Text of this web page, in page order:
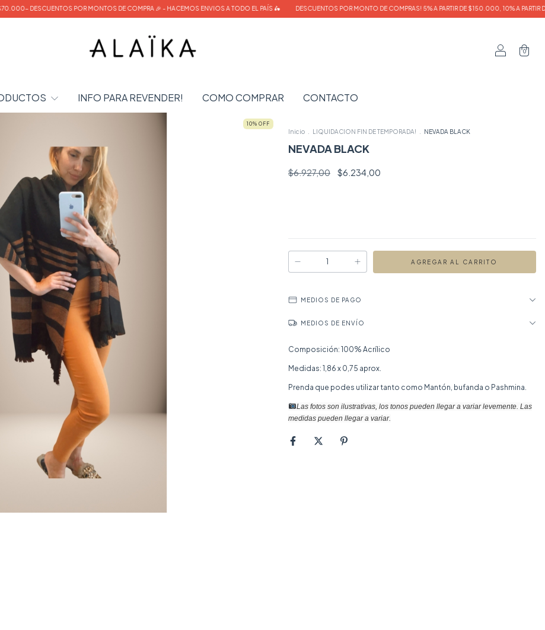
POR MONTOS DE COMPRA 🎉 - HACEMOS ENVIOS A TODO EL PAÍS 🛵 DESCUENTOS POR MONTO DE COMPRAS! 5% A PARTIR DE $150.000, 10% A PARTIR DE
0
INFO PARA REVENDER! COMO COMPRAR CONTACTO
10% OFF
Inicio LIQUIDACION FIN DE TEMPORADA! NEVADA BLACK
NEVADA BLACK
$6.927,00 $6.234,00
MEDIOS DE PAGO
MEDIOS DE ENVÍO
Composición: 100% Acrílico
Medidas: 1,86 x 0,75 aprox.
Prenda que podes utilizar tanto como Mantón, bufanda o Pashmina.
Las fotos son ilustrativas, los tonos pueden llegar a variar levemente. Las
medidas pueden llegar a variar.